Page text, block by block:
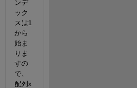
ンデ
ック
スは1
から
始ま
りま
すの
で、
配列x